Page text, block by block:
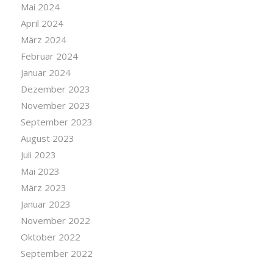
Mai 2024
April 2024
März 2024
Februar 2024
Januar 2024
Dezember 2023
November 2023
September 2023
August 2023
Juli 2023
Mai 2023
März 2023
Januar 2023
November 2022
Oktober 2022
September 2022